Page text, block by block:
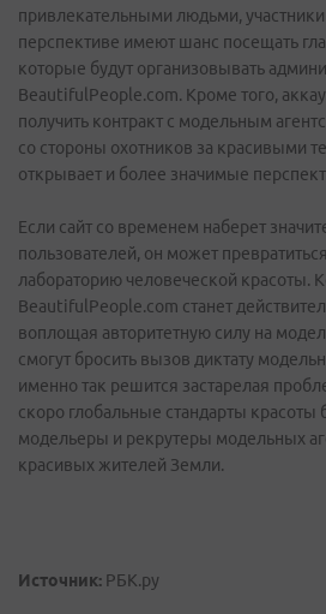
привлекательными людьми,
перспективе имеют шанс посещать
которые будут организовывать
BeautifulPeople.com. Кроме того,
получить контракт с модельным
со стороны охотников за красивыми
открывает и более значимые
Если сайт со временем наберет
пользователей, он может
лабораторию человеческой красоты.
BeautifulPeople.com станет
воплощая авторитетную силу на
смогут бросить вызов диктату
именно так решится застарелая
скоро глобальные стандарты красоты
модельеры и рекрутеры модельных
красивых жителей Земли.
Источник: РБК.ру